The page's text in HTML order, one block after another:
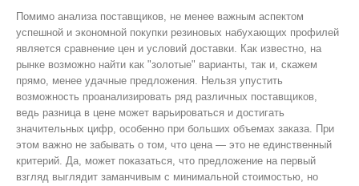
Помимо анализа поставщиков, не менее важным аспектом
успешной и экономной покупки резиновых набухающих профилей
является сравнение цен и условий доставки. Как известно, на
рынке возможно найти как "золотые" варианты, так и, скажем
прямо, менее удачные предложения. Нельзя упустить
возможность проанализировать ряд различных поставщиков,
ведь разница в цене может варьироваться и достигать
значительных цифр, особенно при больших объемах заказа. При
этом важно не забывать о том, что цена — это не единственный
критерий. Да, может показаться, что предложение на первый
взгляд выглядит заманчивым с минимальной стоимостью, но